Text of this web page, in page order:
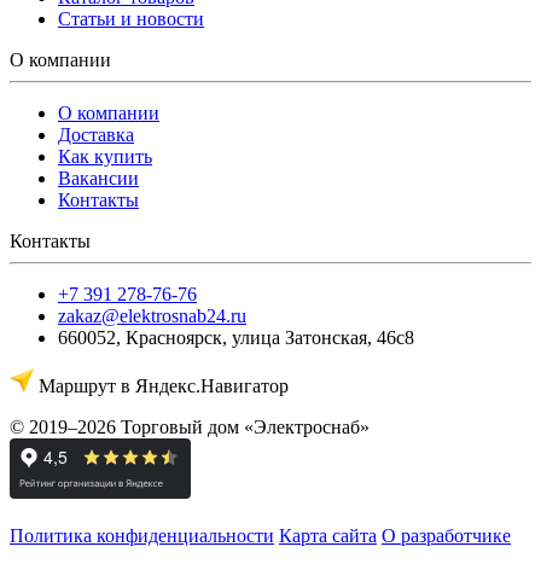
Статьи и новости
О компании
О компании
Доставка
Как купить
Вакансии
Контакты
Контакты
+7 391 278-76-76
zakaz@elektrosnab24.ru
660052, Красноярск, улица Затонская, 46с8
Маршрут в Яндекс.Навигатор
© 2019–2026 Торговый дом «Электроснаб»
Политика конфиденциальности Карта сайта О разработчике